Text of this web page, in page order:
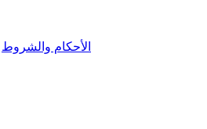
الأحكام والشروط